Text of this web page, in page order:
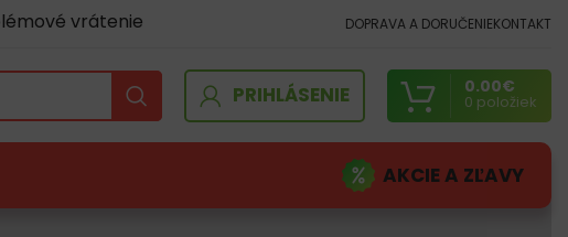
vrátenie DOPRAVA A DORUČENIEKONTAKT
PRIHLÁSENIE 0 položiek
0.00€
AKCIE A ZĽAVY